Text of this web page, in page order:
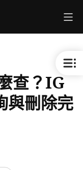
查？IG
與刪除完